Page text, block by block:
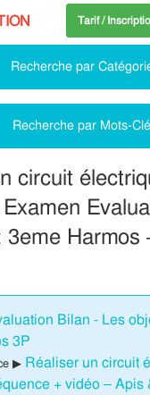
Tarif /
Recherche par
Recherche par Mots-
circuit
3eme Harmos
Bilan - Les
3P
▶ Réaliser un circuit
+ vidéo – Apis